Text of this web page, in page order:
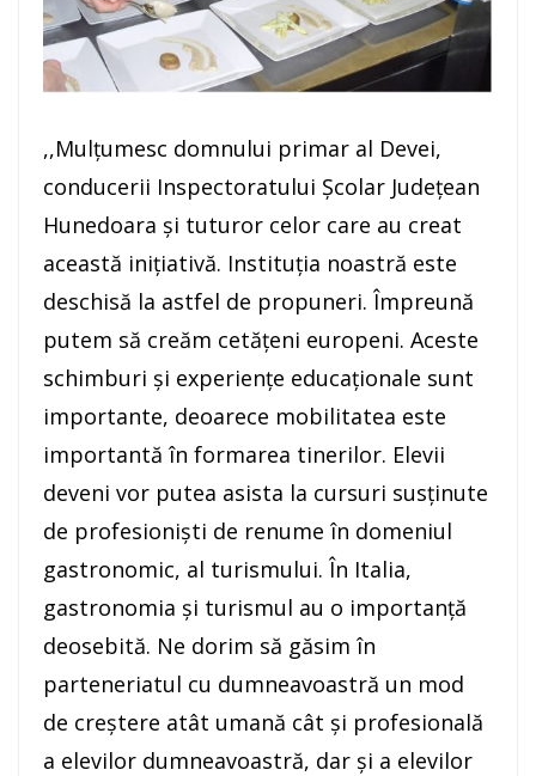
,,Mulțumesc domnului primar al Devei,
conducerii Inspectoratului Școlar Județean
Hunedoara și tuturor celor care au creat
această inițiativă. Instituția noastră este
deschisă la astfel de propuneri. Împreună
putem să creăm cetățeni europeni. Aceste
schimburi și experiențe educaționale sunt
importante, deoarece mobilitatea este
importantă în formarea tinerilor. Elevii
deveni vor putea asista la cursuri susținute
de profesioniști de renume în domeniul
gastronomic, al turismului. În Italia,
gastronomia și turismul au o importanță
deosebită. Ne dorim să găsim în
parteneriatul cu dumneavoastră un mod
de creștere atât umană cât și profesională
a elevilor dumneavoastră, dar și a elevilor